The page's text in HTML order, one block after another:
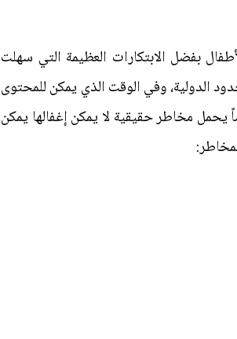
بفضل الابتكارات العظيمة التي سهلت
الدولية، وفي الوقت الذي يمكن للمحتوى
يحمل مخاطر حقيقية لا يمكن إغفالها يمكن